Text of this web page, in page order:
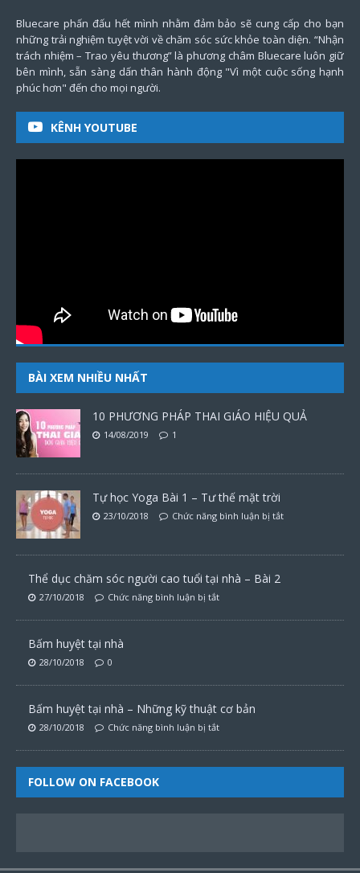
Bluecare phấn đấu hết mình nhằm đảm bảo sẽ cung cấp cho bạn
những trải nghiệm tuyệt vời về chăm sóc sức khỏe toàn diện. “Nhận
trách nhiệm – Trao yêu thương” là phương châm Bluecare luôn giữ
bên mình, sẵn sàng dấn thân hành động "Vì một cuộc sống hạnh
phúc hơn" đến cho mọi người.
KÊNH YOUTUBE
BÀI XEM NHIỀU NHẤT
10 PHƯƠNG PHÁP THAI GIÁO HIỆU QUẢ
14/08/2019 1
Tự học Yoga Bài 1 – Tư thế mặt trời
23/10/2018 Chức năng bình luận bị tắt
Thể dục chăm sóc người cao tuổi tại nhà – Bài 2
27/10/2018 Chức năng bình luận bị tắt
Bấm huyệt tại nhà
28/10/2018 0
Bấm huyệt tại nhà – Những kỹ thuật cơ bản
28/10/2018 Chức năng bình luận bị tắt
FOLLOW ON FACEBOOK